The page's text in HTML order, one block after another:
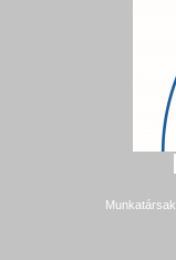
Munkatársak